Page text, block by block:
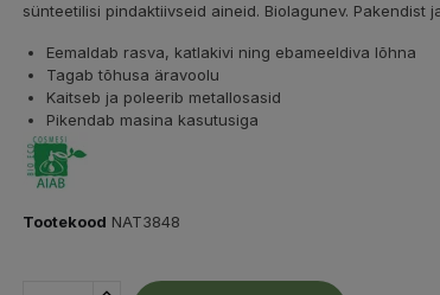
sünteetilisi pindaktiivseid aineid. Biolagunev. Pakendist
Eemaldab rasva, katlakivi ning ebameeldiva lõhna
Tagab tõhusa äravoolu
Kaitseb ja poleerib metallosasid
Pikendab masina kasutusiga
Tootekood NAT3848